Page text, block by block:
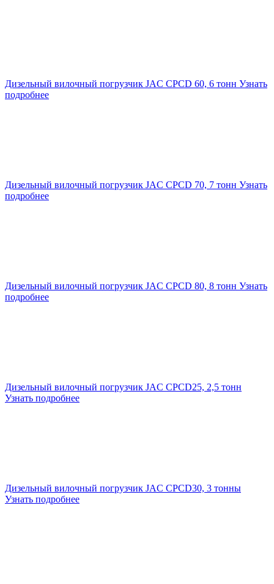
Дизельный вилочный погрузчик JAC CPCD 60, 6 тонн Узнать
подробнее
Дизельный вилочный погрузчик JAC CPCD 70, 7 тонн Узнать
подробнее
Дизельный вилочный погрузчик JAC CPCD 80, 8 тонн Узнать
подробнее
Дизельный вилочный погрузчик JAC CPCD25, 2,5 тонн
Узнать подробнее
Дизельный вилочный погрузчик JAC CPCD30, 3 тонны
Узнать подробнее